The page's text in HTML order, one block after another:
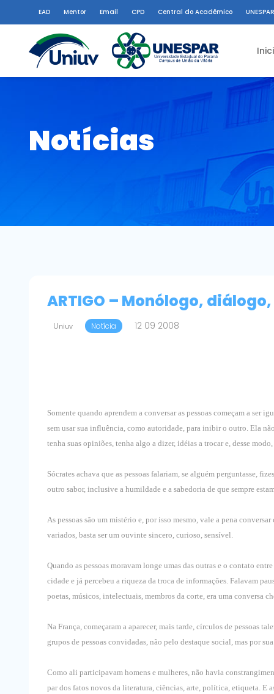
EAD Mentor Email CPD Central do Acadêmico
Notícias
ARTIGO – Monólogo,
Uniuv Notícia 12 09 2008
Somente quando aprendem a conversar as pessoas começam a ser
sem usar sua influência, como autoridade, para inibir o outro. Ela
tenha suas opiniões, tenha algo a dizer, idéias a trocar e, desse
Sócrates achava que as pessoas falariam, se alguém perguntasse,
outro sabor, inclusive a humildade e a sabedoria de que sempre
As pessoas são um mistério e, por isso mesmo, vale a pena
variados, basta ser um ouvinte sincero, curioso, sensível.
Quando as pessoas moravam longe umas das outras e o contato
cidade e já percebeu a riqueza da troca de informações. Falavam
poetas, músicos, intelectuais, membros da corte, era uma conversa
Na França, começaram a aparecer, mais tarde, círculos de pessoas
grupos de pessoas convidadas, não pelo destaque social, mas por
Como ali participavam homens e mulheres, não havia
par dos fatos novos da literatura, ciências, arte, política, etiqueta. E